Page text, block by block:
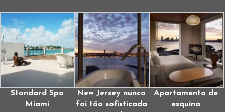
Standard Spa
Miami
New Jersey nunca
foi tão sofisticada
Apartamento de
esquina